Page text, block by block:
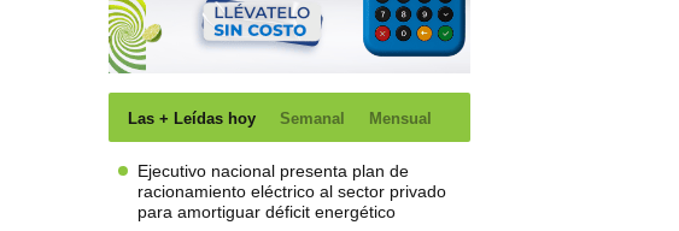
Las + Leídas hoy Semanal Mensual
Ejecutivo nacional presenta plan de
racionamiento eléctrico al sector privado
para amortiguar déficit energético